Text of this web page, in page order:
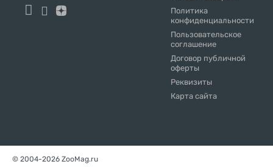
Original Choice
Prime
Политика
конфиденциальности
Пользовательское
соглашение
Договор публичной
оферты
Реквизиты
Карта сайта
© 2004-2026 ZooMag.ru